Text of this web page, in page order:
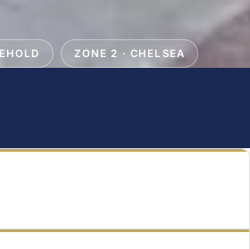
ZONE 2 · CHELSEA